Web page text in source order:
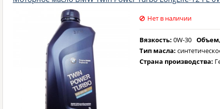
Нет в наличии
Вязкость: 0W-30
Тип масла:
Страна производства: